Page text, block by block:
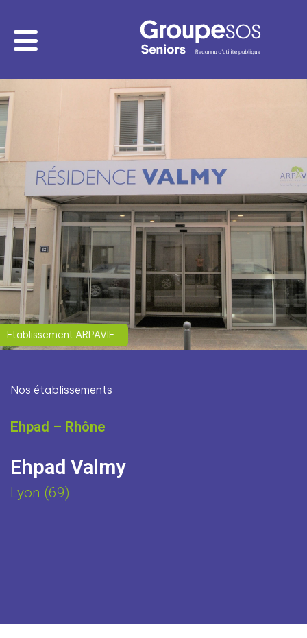
Nos établissements
Ehpad – Rhône
Ehpad Valmy
Lyon (69)
Etablissement ARPAVIE